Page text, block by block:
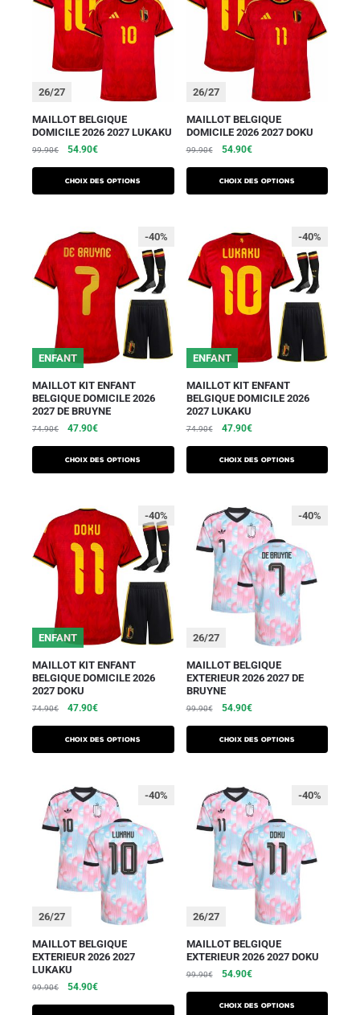
26/27
MAILLOT BELGIQUE
DOMICILE 2026 2027 LUKAKU
99.90€ 54.90€
Choix des options
26/27
MAILLOT BELGIQUE
DOMICILE 2026 2027 DOKU
99.90€ 54.90€
Choix des options
-40%
ENFANT
MAILLOT KIT ENFANT
BELGIQUE DOMICILE 2026
2027 DE BRUYNE
74.90€ 47.90€
Choix des options
-40%
ENFANT
MAILLOT KIT ENFANT
BELGIQUE DOMICILE 2026
2027 LUKAKU
74.90€ 47.90€
Choix des options
-40%
ENFANT
MAILLOT KIT ENFANT
BELGIQUE DOMICILE 2026
2027 DOKU
74.90€ 47.90€
Choix des options
26/27
-40%
MAILLOT BELGIQUE
EXTERIEUR 2026 2027 DE
BRUYNE
99.90€ 54.90€
Choix des options
26/27
-40%
MAILLOT BELGIQUE
EXTERIEUR 2026 2027
LUKAKU
99.90€ 54.90€
26/27
-40%
MAILLOT BELGIQUE
EXTERIEUR 2026 2027 DOKU
99.90€ 54.90€
Choix des options